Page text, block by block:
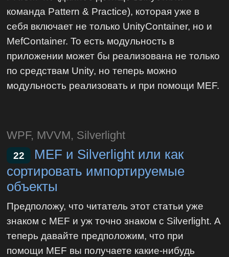
команда Pattern & Practice), которая уже в
себя включает не только UnityContainer, но и
MefContainer. То есть модульность в
приложении может бы реализована не только
по средствам Unity, но теперь можно
модульность реализовать и при помощи MEF.
WPF, MVVM, Silverlight
22
MEF и Silverlight или как
сортировать импортируемые
объекты
Предположу, что читатель этот статьи уже
знаком с MEF и уж точно знаком с Silverlight. А
теперь давайте предположим, что при
помощи MEF вы получаете какие-нибудь